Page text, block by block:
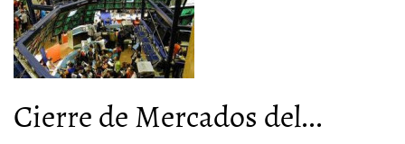
Cierre de Mercados del...